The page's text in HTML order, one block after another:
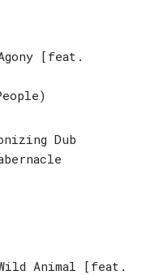
[feat.
Dub
Animal [feat.